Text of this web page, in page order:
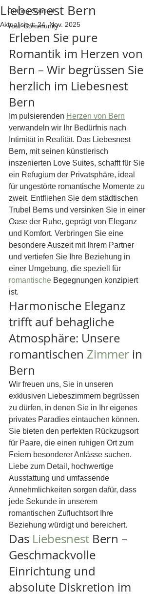
Getting Started
Your Community
Liebesnest Bern
Aktualisiert:24. Nov. 2025
Erleben Sie pure
Romantik im Herzen von
Bern – Wir begrüssen Sie
herzlich im Liebesnest
Bern
Im pulsierenden Herzen von Bern
verwandeln wir Ihr Bedürfnis nach
Intimität in Realität. Das Liebesnest
Bern, mit seinen künstlerisch
inszenierten Love Suites, schafft für Sie
ein Refugium der Privatsphäre, ideal
für ungestörte romantische Momente zu
zweit. Entfliehen Sie dem städtischen
Trubel Berns und versinken Sie in einer
Oase der Ruhe, geprägt von Eleganz
und Komfort. Verbringen Sie eine
besondere Auszeit mit Ihrem Partner
und vertiefen Sie Ihre Beziehung in
einer Umgebung, die speziell für
romantische Begegnungen konzipiert
ist.
Harmonische Eleganz
trifft auf behagliche
Atmosphäre: Unsere
romantischen Zimmer in
Bern
Wir freuen uns, Sie in unseren
exklusiven Liebeszimmern begrüssen
zu dürfen, in denen Sie in Ihr eigenes
privates Paradies eintauchen können.
Sie bieten den perfekten Rückzugsort
für Paare, die einen ruhigen Ort zum
Feiern besonderer Anlässe suchen.
Liebe zum Detail, hochwertige
Ausstattung und umfassende
Annehmlichkeiten sorgen dafür, dass
jede Sekunde in unserem
romantischen Zufluchtsort Ihre
Beziehung würdigt und bereichert.
Das Liebesnest Bern –
Geschmackvolle
Einrichtung und
absolute Diskretion im